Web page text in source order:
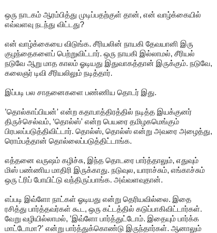
ஒரு நாடகம் ஆரம்பித்து முடிப்பதற்குள் தான், என் வாழ்க்கையில்
எவ்வளவு நடந்து விட்டது?
என் வாழ்க்கையை விடுங்க. சீரியலின் நாயகி தேவயானி இரு
குழந்தைகளைப் பெற்றுவிட்டார். ஒரு நாயகி இல்லாமல், சீரியல்
நடுவே ஆறு மாத காலம் ஓடியது இதுவாகத்தான் இருக்கும். நடுவே,
கலைஞர் டிவி சீரியலிலும் நடித்தார்.
இப்படி பல சாதனைகளை பண்ணிய தொடர் இது.
’தொல்காப்பியன்’ என்ற கதாபாத்திரத்தில் நடித்த இயக்குனர்
திருச்செல்வம், ‘தொல்ஸ்’ என்ற பெயரை தமிழகமெங்கும்
பிரபலப்படுத்திவிட்டார். தொல்ஸ், தொல்ஸ் என்று அவரை அழைத்து,
ரொம்பத்தான் தொல்லைப்படுத்திட்டாங்க.
எத்தனை வருஷம் கழிச்சு, இந்த தொடரை பார்த்தாலும், எதுவும்
மிஸ் பண்ணிய மாதிரி இருக்காது. நடுவுல, யாராச்சும், எங்காச்சும்
ஒரு ட்ரிப் போயிட்டு வந்திருப்பாங்க. அவ்வளவுதான்.
எப்படி இவ்ளோ நாட்கள் ஓடியது என்று தெரியவில்லை. இதை
ரசித்து பார்த்தவர்கள் கூட, ஒரு கட்டத்தில் கடுப்பாகிவிட்டார்கள்.
வேறு வழியில்லாமல், ’இவ்ளோ பார்த்துட்டோம். இதையும் பார்க்க
மாட்டோமா?’ என்று பார்த்துக்கொண்டு இருந்தார்கள். ஆனாலும்